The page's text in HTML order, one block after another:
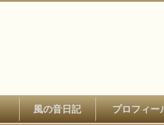
風の音日記 プロフィー